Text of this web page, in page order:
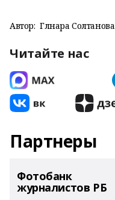
Автор: Гөлнара Солтанова
Читайте нас
Партнеры
Фотобанк
журналистов РБ